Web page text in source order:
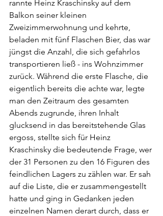
rannte Heinz Kraschinsky auf dem
Balkon seiner kleinen
Zweizimmerwohnung und kehrte,
beladen mit fünf Flaschen Bier, das war
jüngst die Anzahl, die sich gefahrlos
transportieren ließ - ins Wohnzimmer
zurück. Während die erste Flasche, die
eigentlich bereits die achte war, legte
man den Zeitraum des gesamten
Abends zugrunde, ihren Inhalt
glucksend in das bereitstehende Glas
ergoss, stellte sich für Heinz
Kraschinsky die bedeutende Frage, wer
der 31 Personen zu den 16 Figuren des
feindlichen Lagers zu zählen war. Er sah
auf die Liste, die er zusammengestellt
hatte und ging in Gedanken jeden
einzelnen Namen derart durch, dass er